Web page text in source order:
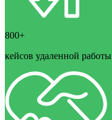
800+
кейсов удаленной работы